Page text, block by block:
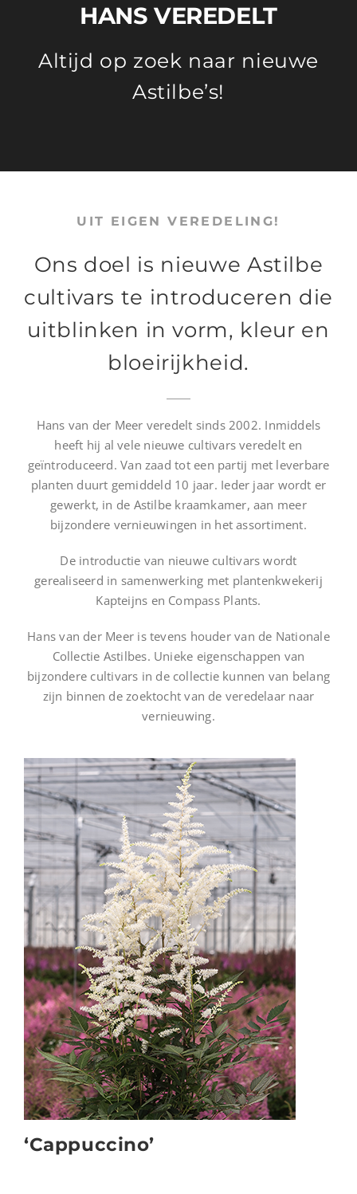
HANS VEREDELT
Altijd op zoek naar nieuwe
Astilbe’s!
UIT EIGEN VEREDELING!
Ons doel is nieuwe Astilbe
cultivars te introduceren die
uitblinken in vorm, kleur en
bloeirijkheid.
Hans van der Meer veredelt sinds 2002. Inmiddels
heeft hij al vele nieuwe cultivars veredelt en
geïntroduceerd. Van zaad tot een partij met leverbare
planten duurt gemiddeld 10 jaar. Ieder jaar wordt er
gewerkt, in de Astilbe kraamkamer, aan meer
bijzondere vernieuwingen in het assortiment.
De introductie van nieuwe cultivars wordt
gerealiseerd in samenwerking met plantenkwekerij
Kapteijns en Compass Plants.
Hans van der Meer is tevens houder van de Nationale
Collectie Astilbes. Unieke eigenschappen van
bijzondere cultivars in de collectie kunnen van belang
zijn binnen de zoektocht van de veredelaar naar
vernieuwing.
‘Cappuccino’